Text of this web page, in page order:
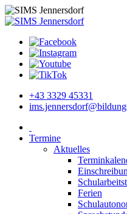
+43 3329 45331
Termine
Aktuelles
Ferien